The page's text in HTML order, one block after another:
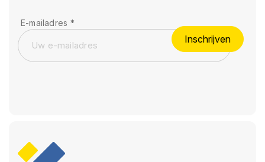
E-mailadres *
Inschrijven